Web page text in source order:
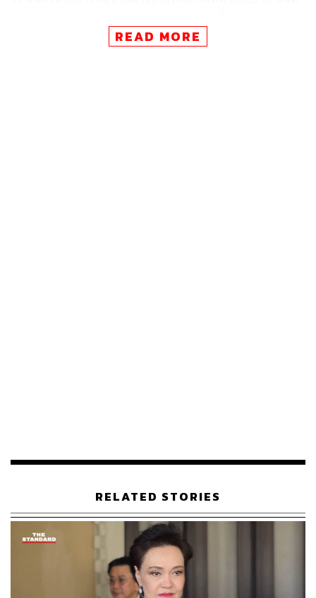
โครงการจัดสรรที่ดินทำกินแก่ราษฎรผู้ยากไร้ในพื้นที่ป่า
สงวนเสื่อมโทรม (คจก.) จำนวน 87,500 ไร่ และพื้นที่ราช
กรมอุทยานแห่งชาติฯ ระบุด้วยว่า ในประเด็นข้อกังวลเกี่ยว
กับการปฏิบัติหน้าที่ของเจ้าหน้าที่ในการจับกุมและดำเนินคดี
ตามมติ ครม. เมื่อวันที่ 14 มีนาคม 2566 คณะกรรมการ
กฤษฎีกาได้วินิจฉัยแล้วว่า การดำเนินการดังกล่าวไม่ถือ
เป็นการละเมิดในการปฏิบัติหน้าที่
READ MORE
RELATED STORIES